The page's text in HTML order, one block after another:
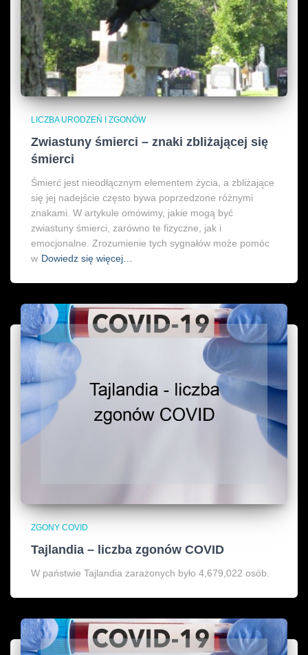
LICZBA URODZEŃ I ZGONÓW
Zwiastuny śmierci – znaki zbliżającej się
śmierci
Śmierć jest nieodłącznym elementem życia, a zbliżające
się jej nadejście często bywa poprzedzone różnymi
znakami. W artykule omówimy, jakie mogą być
zwiastuny śmierci, zarówno te fizyczne, jak i
emocjonalne. Zrozumienie tych sygnałów może pomóc
w Dowiedz się więcej…
ZGONY COVID
Tajlandia – liczba zgonów COVID
W państwie Tajlandia zarażonych było 4,679,022 osób.